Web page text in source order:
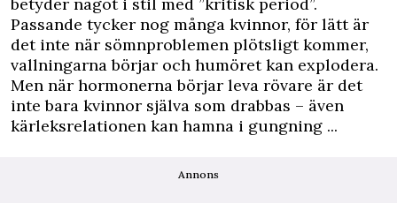
Passande tycker nog många kvinnor, för lätt är
det inte när sömnproblemen plötsligt kommer,
vallningarna börjar och humöret kan explodera.
Men när hormonerna börjar leva rövare är det
inte bara kvinnor själva som drabbas – även
kärleksrelationen kan hamna i gungning ...
Annons